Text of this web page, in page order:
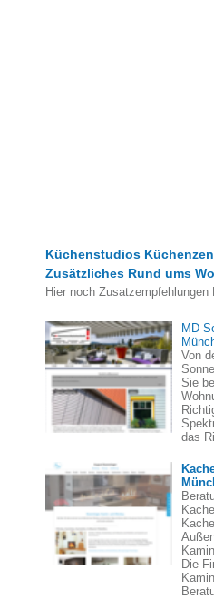
Küchenstudios
Zusätzliches Rund ums
Hier noch
MD
Von
Sie
das
Die